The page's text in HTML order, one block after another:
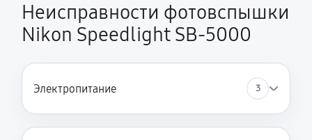
Неисправности фотовспышки
Nikon Speedlight SB-5000
Электропитание 3